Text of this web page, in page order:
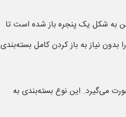
به شکل یک پنجره باز شده است تا
نیاز به باز کردن کامل بسته‌بندی
می‌گیرد. این نوع بسته‌بندی به